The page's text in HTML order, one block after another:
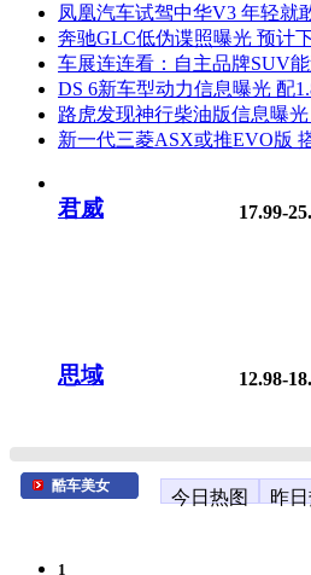
凤凰汽车试驾中华V3 年轻就
奔驰GLC低伪谍照曝光 预计
车展连连看：自主品牌SUV能
DS 6新车型动力信息曝光 配
路虎发现神行柴油版信息曝
新一代三菱ASX或推EVO版
君威 17.99-
思域 12.98-
酷车美女
今日热图 昨
1